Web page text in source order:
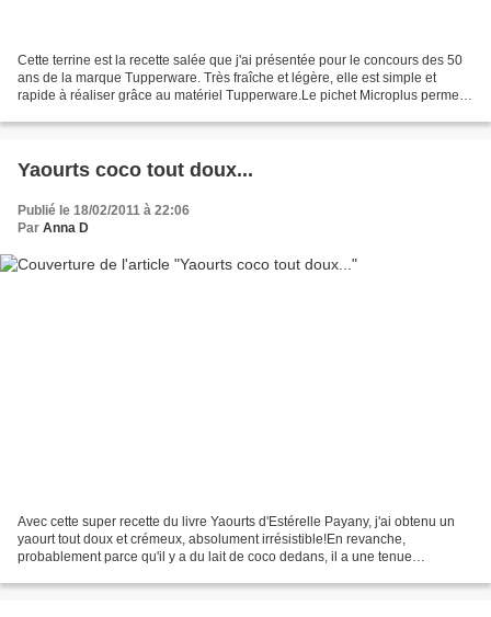
Cette terrine est la recette salée que j'ai présentée pour le concours des 50
ans de la marque Tupperware. Très fraîche et légère, elle est simple et
rapide à réaliser grâce au matériel Tupperware.Le pichet Microplus permet
Yaourts coco tout doux...
Publié le 18/02/2011 à 22:06
Par Anna D
Avec cette super recette du livre Yaourts d'Estérelle Payany, j'ai obtenu un
yaourt tout doux et crémeux, absolument irrésistible!En revanche,
probablement parce qu'il y a du lait de coco dedans, il a une tenue